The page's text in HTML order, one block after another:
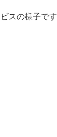
スの様子です